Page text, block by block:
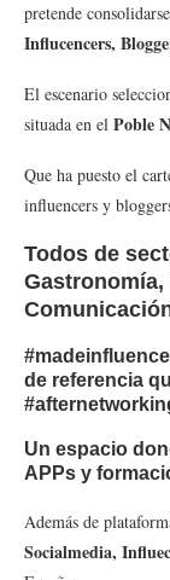
pretende
Influcencers,
El escenario
situada en el Poble
Que ha puesto el
influencers y
Todos de
Gastronomía,
de referencia
Un espacio
APPs y
Además de
Socialmedia,